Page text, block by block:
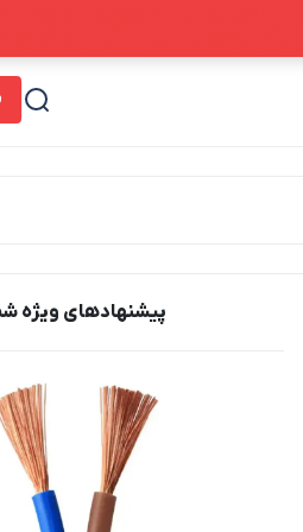
پیشنهاد‌های ویژه